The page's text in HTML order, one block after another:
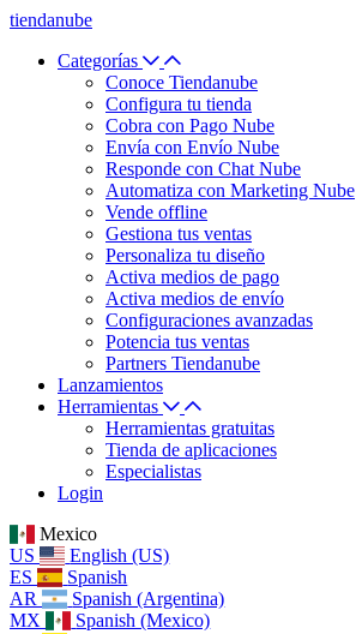
tiendanube
Categorías
Conoce Tiendanube
Configura tu tienda
Cobra con Pago Nube
Envía con Envío Nube
Responde con Chat Nube
Automatiza con Marketing Nube
Vende offline
Gestiona tus ventas
Personaliza tu diseño
Activa medios de pago
Activa medios de envío
Configuraciones avanzadas
Potencia tus ventas
Partners Tiendanube
Lanzamientos
Herramientas
Herramientas gratuitas
Tienda de aplicaciones
Especialistas
Login
Mexico
US
English (US)
ES
Spanish
AR
Spanish (Argentina)
MX
Spanish (Mexico)